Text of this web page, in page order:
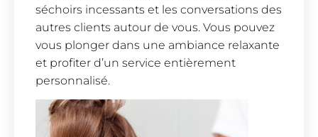
séchoirs incessants et les conversations des
autres clients autour de vous. Vous pouvez
vous plonger dans une ambiance relaxante
et profiter d’un service entièrement
personnalisé.